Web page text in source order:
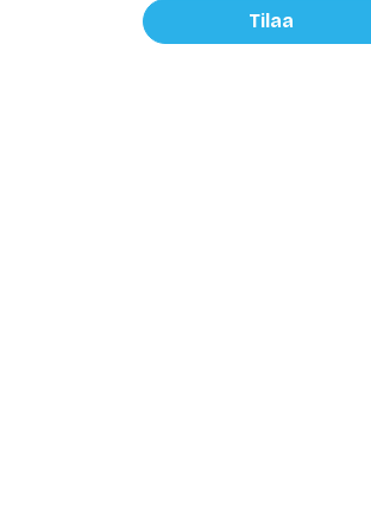
Tilaa